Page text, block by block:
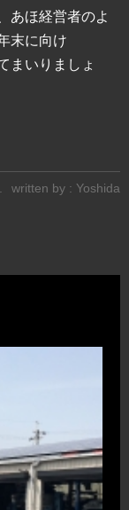
あほ経営者のよ
末に向け
まいりましょ
written by : Yoshida